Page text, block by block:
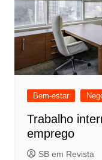
Bem-estar
Trabalho
emprego
SB em Revista